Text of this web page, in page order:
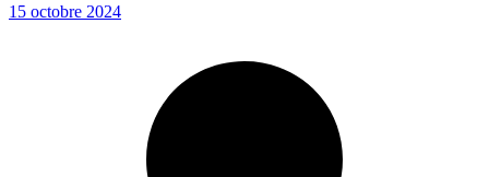
15 octobre 2024